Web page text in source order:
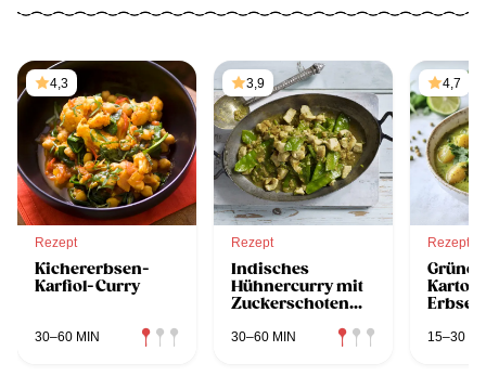
4,3
Rezept
Kichererbsen-
Karfiol-Curry
30–60 MIN
3,9
Rezept
Indisches
Hühnercurry mit
Zuckerschoten
30–60 MIN
4,7
Rezept
Grünes
Erbsen
15–30